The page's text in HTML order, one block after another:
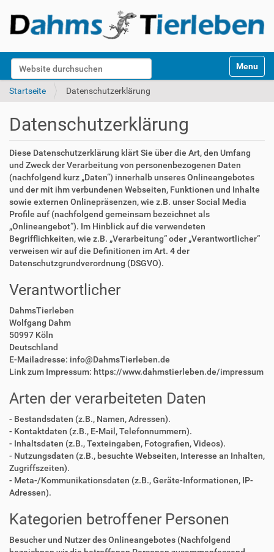
Website durchsuchen
k
Toggle
Startseite Datenschutzerklärung
Datenschutzerklärung
Diese Datenschutzerklärung klärt Sie über die Art, den Umfang
und Zweck der Verarbeitung von personenbezogenen Daten
(nachfolgend kurz „Daten“) innerhalb unseres Onlineangebotes
und der mit ihm verbundenen Webseiten, Funktionen und Inhalte
sowie externen Onlinepräsenzen, wie z.B. unser Social Media
Profile auf (nachfolgend gemeinsam bezeichnet als
„Onlineangebot“). Im Hinblick auf die verwendeten
Begrifflichkeiten, wie z.B. „Verarbeitung“ oder „Verantwortlicher“
verweisen wir auf die Definitionen im Art. 4 der
Datenschutzgrundverordnung (DSGVO).
Verantwortlicher
DahmsTierleben
Wolfgang Dahm
50997 Köln
Deutschland
E-Mailadresse: info@DahmsTierleben.de
Link zum Impressum: https://www.dahmstierleben.de/impressum
Arten der verarbeiteten Daten
- Bestandsdaten (z.B., Namen, Adressen).
- Kontaktdaten (z.B., E-Mail, Telefonnummern).
- Inhaltsdaten (z.B., Texteingaben, Fotografien, Videos).
- Nutzungsdaten (z.B., besuchte Webseiten, Interesse an Inhalten,
Zugriffszeiten).
- Meta-/Kommunikationsdaten (z.B., Geräte-Informationen, IP-
Adressen).
Kategorien betroffener Personen
Besucher und Nutzer des Onlineangebotes (Nachfolgend